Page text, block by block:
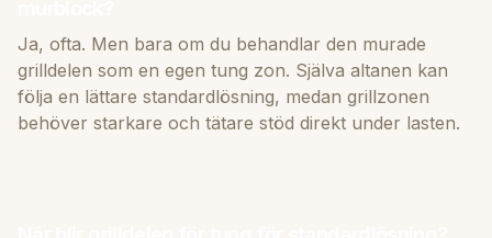
Ja, ofta. Men bara om du behandlar den murade
grilldelen som en egen tung zon. Själva altanen kan
följa en lättare standardlösning, medan grillzonen
behöver starkare och tätare stöd direkt under lasten.